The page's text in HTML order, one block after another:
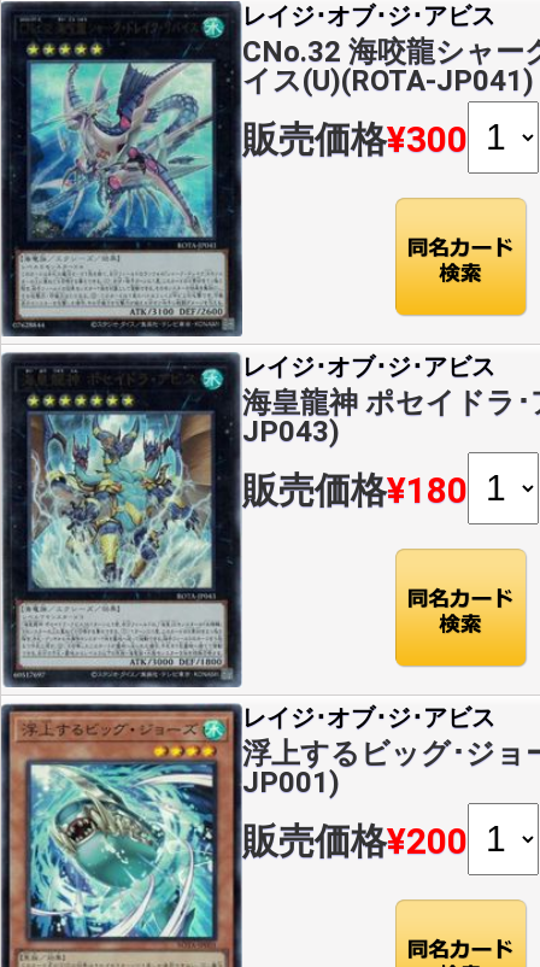
レイジ･オブ･ジ･アビス
CNo.32 海咬龍シャー
イス(U)(ROTA-JP041)
販売価格¥300
レイジ･オブ･ジ･アビス
海皇龍神 ポセイドラ･
JP043)
販売価格¥180
レイジ･オブ･ジ･アビス
浮上するビッグ･ジョ
JP001)
販売価格¥200